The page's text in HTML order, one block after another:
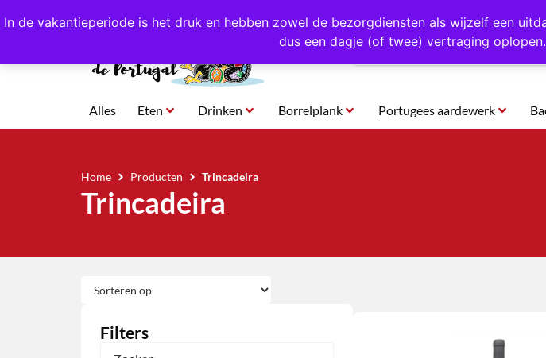
In de vakantieperiode is het druk en hebben zowel de bezorgdiensten als wijzelf een
dus een dagje (of twee) vertraging
4,8/5,0 sterren beoordeeld! Eigen import uit Portugal Altijd 1000 verschillende
Alles Eten Drinken Borrelplank Portugees aardewerk
Home Producten Trincadeira
Trincadeira
Filters